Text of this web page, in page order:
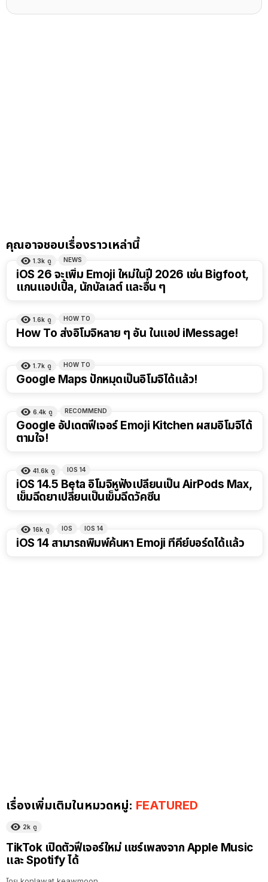
คุณอาจชอบเรื่องราวเหล่านี้
1.3k ดู NEWS
iOS 26 จะเพิ่ม Emoji ใหม่ในปี 2026 เช่น Bigfoot,
แกนแอปเปิ้ล, นักบัลเลต์ และอื่น ๆ
1.6k ดู HOW TO
How To ส่งอิโมจิหลาย ๆ อัน ในแอป iMessage!
1.7k ดู HOW TO
Google Maps ปักหมุดเป็นอิโมจิได้แล้ว!
6.4k ดู RECOMMEND
Google อัปเดตฟีเจอร์ Emoji Kitchen ผสมอิโมจิได้
ตามใจ!
41.6k ดู IOS 14
iOS 14.5 Beta อิโมจิหูฟังเปลี่ยนเป็น AirPods Max,
เข็มฉีดยาเปลี่ยนเป็นเข็มฉีดวัคซีน
16k ดู IOS IOS 14
iOS 14 สามารถพิมพ์ค้นหา Emoji ที่คีย์บอร์ดได้แล้ว
เรื่องเพิ่มเติมในหมวดหมู่: FEATURED
2k ดู
TikTok เปิดตัวฟีเจอร์ใหม่ แชร์เพลงจาก Apple Music
และ Spotify ได้